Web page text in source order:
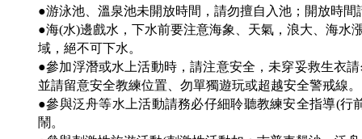
●游泳池、溫泉池未開放時間，請勿擅自入池；開放時
●海(水)邊戲水，下水前要注意海象、天氣，浪大、海水
域，絕不可下水。
●參加浮潛或水上活動時，請注意安全，未穿妥救生衣
並請留意安全教練位置、勿單獨遊玩或超越安全警戒線。
●參與泛舟等水上活動請務必仔細聆聽教練安全指導(
鬧。